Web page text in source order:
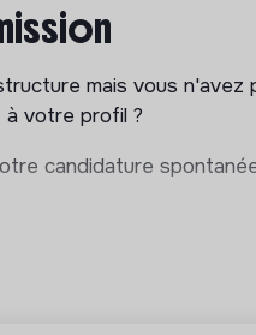
mais vous
à votre profil ?
candidature